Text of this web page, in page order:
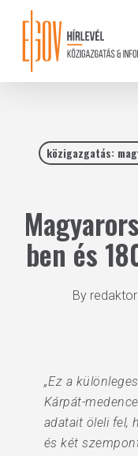
content
közigazgatás:
ben és
By redaktor
„Ez a
Kárpát-
adatait öleli fel,
és két